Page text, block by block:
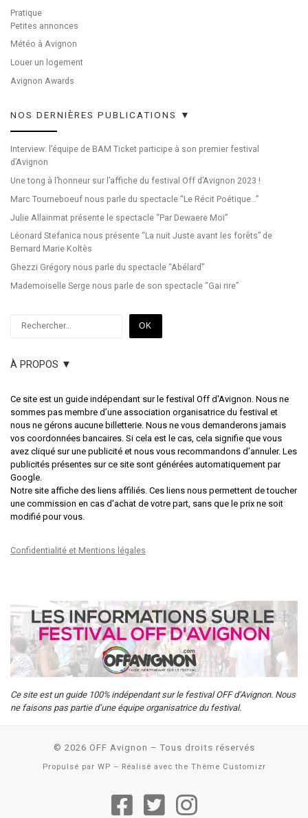
Pratique
Petites annonces
Météo à Avignon
Louer un logement
Avignon Awards
NOS DERNIÈRES PUBLICATIONS ▼
Interview: l’équipe de BAM Ticket participe à son premier festival
d’Avignon
Une tong à l’honneur sur l’affiche du festival Off d’Avignon 2023 !
Marc Tourneboeuf nous parle du spectacle “Le Récit Poétique…”
Julie Allainmat présente le spectacle “Par Dewaere Moi”
Léonard Stefanica nous présente “La nuit Juste avant les forêts” de
Bernard Marie Koltès
Ghezzi Grégory nous parle du spectacle “Abélard”
Mademoiselle Serge nous parle de son spectacle “Gai rire”
OK
À PROPOS ▼
Ce site est un guide indépendant sur le festival Off d'Avignon. Nous ne
sommes pas membre d’une association organisatrice du festival et
nous ne gérons aucune billetterie. Nous ne vous demanderons jamais
vos coordonnées bancaires. Si cela est le cas, cela signifie que vous
avez cliqué sur une publicité et nous vous recommandons d’annuler. Les
publicités présentes sur ce site sont générées automatiquement par
Google.
Notre site affiche des liens affiliés. Ces liens nous permettent de toucher
une commission en cas d'achat de votre part, sans que le prix ne soit
modifié pour vous.
Confidentialité et Mentions légales
Ce site est un guide 100% indépendant sur le festival OFF d’Avignon. Nous
ne faisons pas partie d’une équipe organisatrice du festival.
© 2026 OFF Avignon – Tous droits réservés
Propulsé par WP – Réalisé avec the Thème Customizr